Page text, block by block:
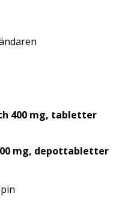
400 mg, tabletter
mg, depottabletter